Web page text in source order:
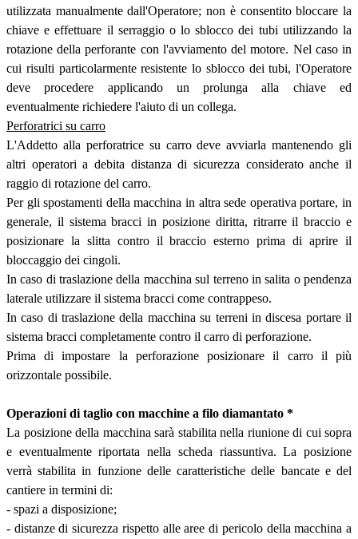
utilizzata manualmente dall'Operatore; non è consentito bloccare la
chiave e effettuare il serraggio o lo sblocco dei tubi utilizzando la
rotazione della perforante con l'avviamento del motore. Nel caso in
cui risulti particolarmente resistente lo sblocco dei tubi, l'Operatore
deve procedere applicando un prolunga alla chiave ed
eventualmente richiedere l'aiuto di un collega.
Perforatrici su carro
L'Addetto alla perforatrice su carro deve avviarla mantenendo gli
altri operatori a debita distanza di sicurezza considerato anche il
raggio di rotazione del carro.
Per gli spostamenti della macchina in altra sede operativa portare, in
generale, il sistema bracci in posizione diritta, ritrarre il braccio e
posizionare la slitta contro il braccio esterno prima di aprire il
bloccaggio dei cingoli.
In caso di traslazione della macchina sul terreno in salita o pendenza
laterale utilizzare il sistema bracci come contrappeso.
In caso di traslazione della macchina su terreni in discesa portare il
sistema bracci completamente contro il carro di perforazione.
Prima di impostare la perforazione posizionare il carro il più
orizzontale possibile.
Operazioni di taglio con macchine a filo diamantato *
La posizione della macchina sarà stabilita nella riunione di cui sopra
e eventualmente riportata nella scheda riassuntiva. La posizione
verrà stabilita in funzione delle caratteristiche delle bancate e del
cantiere in termini di:
- spazi a disposizione;
- distanze di sicurezza rispetto alle aree di pericolo della macchina a